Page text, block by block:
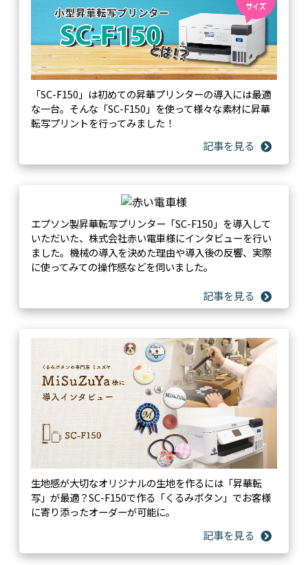
「SC-F150」は初めての昇華プリンターの導入には最適
な一台。そんな「SC-F150」を使って様々な素材に昇華
転写プリントを行ってみました！
エプソン製昇華転写プリンター「SC-F150」を導入して
いただいた、株式会社赤い電車様にインタビューを行い
ました。機械の導入を決めた理由や導入後の反響、実際
に使ってみての操作感などを伺いました。
生地感が大切なオリジナルの生地を作るには「昇華転
写」が最適？SC-F150で作る「くるみボタン」でお客様
に寄り添ったオーダーが可能に。